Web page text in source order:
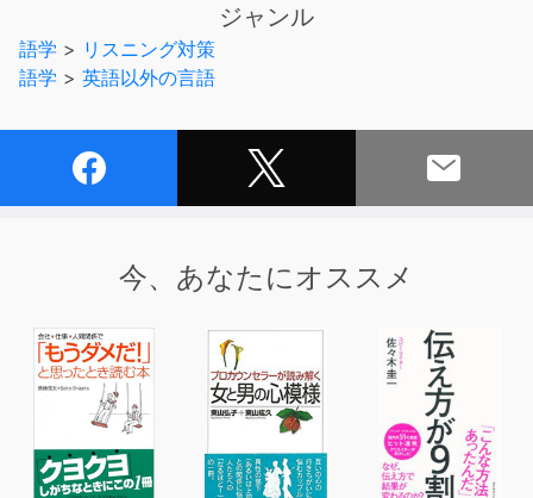
このオーディオブックは書籍「旅の指さし会話帳miniベト
ナム」をもとに作成されたものです。
厳選されたフレーズや単語をネイティブの発音で何度でも
学習をサポートする”全フレーズ・読みガナ掲載”の小冊子
あわせてご使用ください！
-----------------------------------------------------------
《基本機能》
ジャンル
語学 > リスニング対策
語学 > 英語以外の言語
今、あなたにオススメ